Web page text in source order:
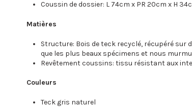
Coussin de dossier: L 74cm x PR 20cm x H
Matières
Structure: Bois de teck recyclé, récupéré sur
que les plus beaux spécimens et nous
Revêtement coussins: tissu résistant aux
Couleurs
Teck gris naturel